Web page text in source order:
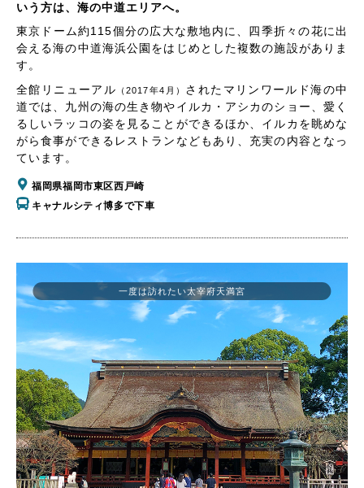
いう方は、海の中道エリアへ。
東京ドーム約115個分の広大な敷地内に、四季折々の花に出
会える海の中道海浜公園をはじめとした複数の施設がありま
す。
全館リニューアル （2017年4月） されたマリンワールド海の中
道では、九州の海の生き物やイルカ・アシカのショー、愛く
るしいラッコの姿を見ることができるほか、イルカを眺めな
がら食事ができるレストランなどもあり、充実の内容となっ
ています。
福岡県福岡市東区西戸崎
キャナルシティ博多で下車
一度は訪れたい太宰府天満宮